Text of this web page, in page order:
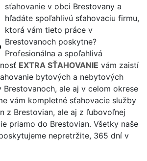
sťahovanie v obci Brestovany a
hľadáte spoľahlivú sťahovaciu firmu,
ktorá vám tieto práce v
Brestovanoch poskytne?
Profesionálna a spoľahlivá
EXTRA SŤAHOVANIE vám zaistí
bytových a nebytových
Brestovanoch, ale aj v celom okrese
vám kompletné sťahovacie služby
z Brestovian, ale aj z ľubovoľnej
priamo do Brestovian. Všetky naše
nepretržite, 365 dní v